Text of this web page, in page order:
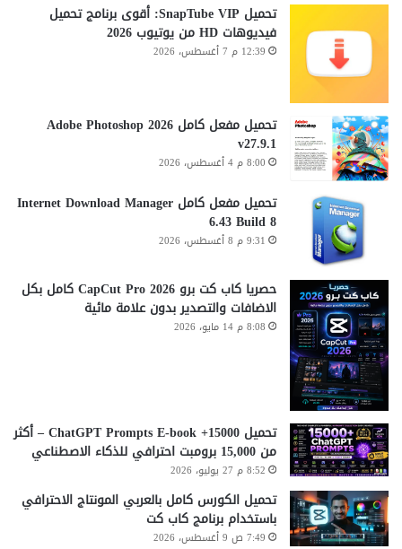
تحميل SnapTube VIP: أقوى برنامج تحميل
فيديوهات HD من يوتيوب 2026
12:39 م 7 أغسطس، 2026
تحميل مفعل كامل Adobe Photoshop 2026
v27.9.1
8:00 م 4 أغسطس، 2026
تحميل مفعل كامل Internet Download Manager
6.43 Build 8
9:31 م 8 أغسطس، 2026
حصريا كاب كت برو CapCut Pro 2026 كامل بكل
الاضافات والتصدير بدون علامة مائية
8:08 م 14 مايو، 2026
تحميل 15000+ ChatGPT Prompts E-book – أكثر
من 15,000 برومبت احترافي للذكاء الاصطناعي
8:52 م 27 يوليو، 2026
تحميل الكورس كامل بالعربي المونتاج الاحترافي
باستخدام برنامج كاب كت
7:49 ص 9 أغسطس، 2026